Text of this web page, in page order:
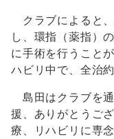
クラブによると
し、環指（薬指）
に手術を行うこと
ハビリ中で、全治
島田はクラブを
援、ありがとうご
療、リハビリに専